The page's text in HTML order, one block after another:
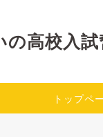
の高校入試
トップペ